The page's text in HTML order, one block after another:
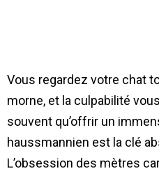
Vous regardez votre chat
morne, et la culpabilité
souvent qu’offrir un
haussmannien est la clé
L’obsession des mètres